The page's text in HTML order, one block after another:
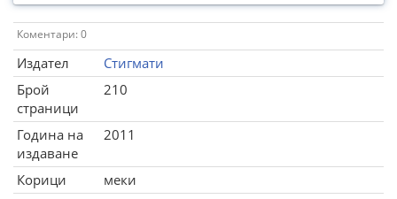
Коментари: 0
Издател
Стигмати
Брой
страници
210
Година на
издаване
2011
Корици
меки